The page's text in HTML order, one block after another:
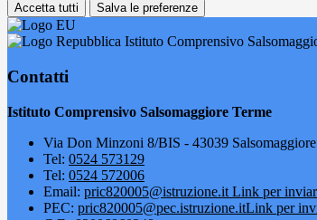
Accetta tutti Salva le preferenze
Istituto Comprensivo
Contatti
Istituto Comprensivo Salsomaggiore Terme
Via Don Minzoni 8/BIS - 43039
Tel: 0524 573129
Tel: 0524 572006
Email: pric820005@istruzione.it Link per
PEC: pric820005@pec.istruzione.itLink per